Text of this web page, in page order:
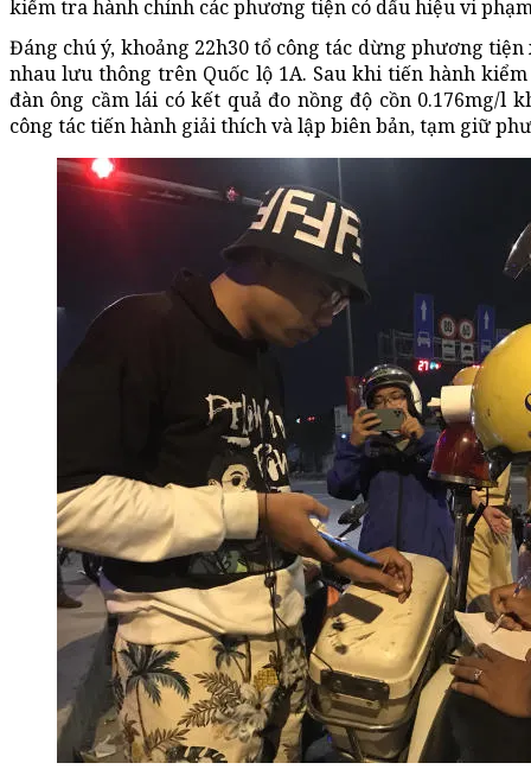
kiểm tra hành chính các phương tiện có dấu hiệu vi
Đáng chú ý, khoảng 22h30 tổ công tác dừng phương
nhau lưu thông trên Quốc lộ 1A. Sau khi tiến hành
đàn ông cầm lái có kết quả đo nồng độ cồn 0.176mg/l
công tác tiến hành giải thích và lập biên bản, tạm giữ